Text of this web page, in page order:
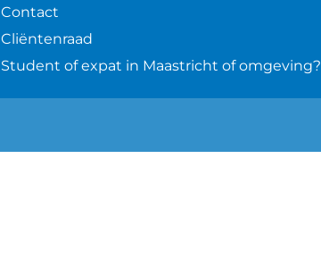
Contact
Cliëntenraad
Student of expat in Maastricht of omgeving?